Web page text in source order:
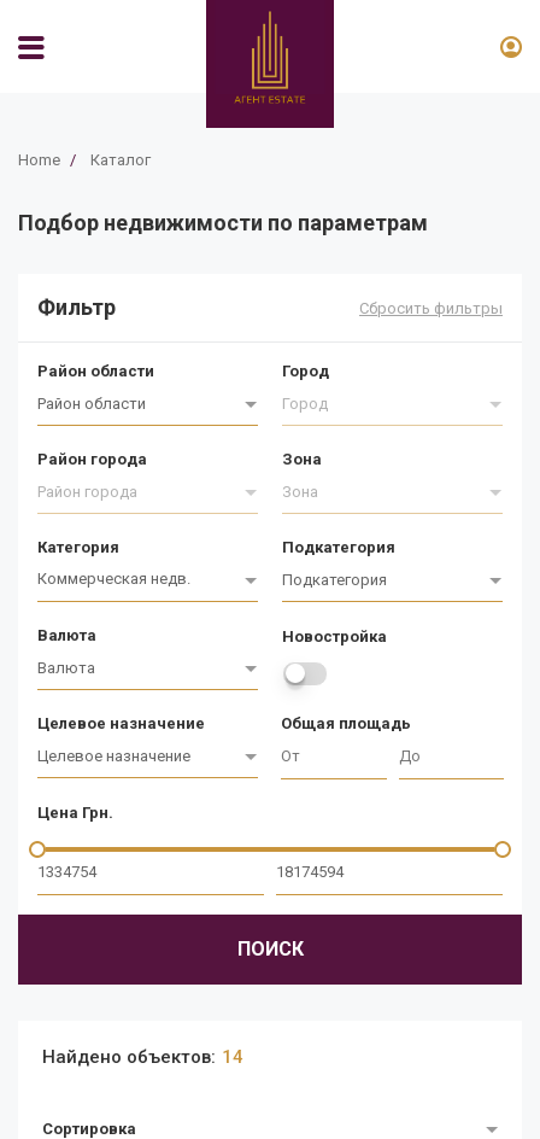
Home / Каталог
Подбор недвижимости по параметрам
Фильтр Сбросить фильтры
Район области
Район области
Город
Город
Район города
Район города
Зона
Зона
Категория
Коммерческая недв.
Подкатегория
Подкатегория
Валюта
Валюта
Новостройка
Целевое назначение
Целевое назначение
Общая площадь
Цена Грн.
ПОИСК
Найдено объектов: 14
Сортировка